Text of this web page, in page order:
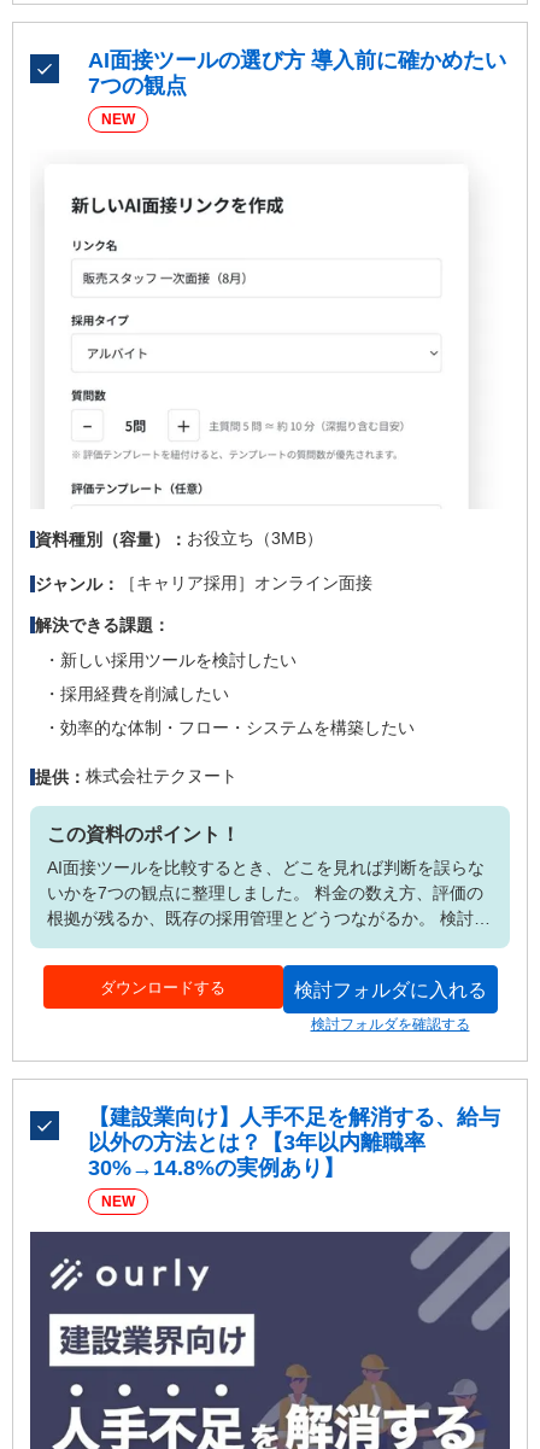
AI面接ツールの選び方 導入前に確かめたい
7つの観点
NEW
資料種別（容量）： お役立ち（3MB）
ジャンル： ［キャリア採用］オンライン面接
解決できる課題：
新しい採用ツールを検討したい
採用経費を削減したい
効率的な体制・フロー・システムを構築したい
提供： 株式会社テクヌート
この資料のポイント！
AI面接ツールを比較するとき、どこを見れば判断を誤らな
いかを7つの観点に整理しました。 料金の数え方、評価の
根拠が残るか、既存の採用管理とどうつながるか。 検討の
るチェックリストにしています。 特定の製品を勧める資料
ではありません。
ダウンロードする 検討フォルダに入れる
検討フォルダを確認する
【建設業向け】人手不足を解消する、給与
以外の方法とは？【3年以内離職率
30%→14.8%の実例あり】
NEW